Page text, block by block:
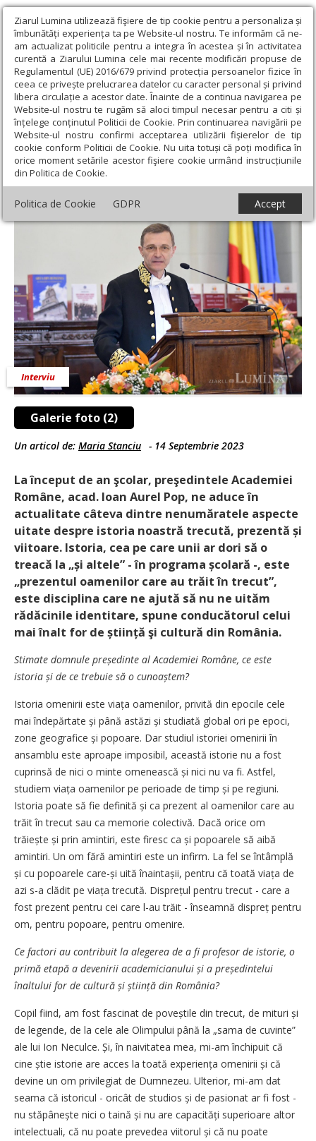
Ziarul Lumina utilizează fişiere de tip cookie pentru a personaliza și
îmbunătăți experiența ta pe Website-ul nostru. Te informăm că ne-
am actualizat politicile pentru a integra în acestea și în activitatea
curentă a Ziarului Lumina cele mai recente modificări propuse de
Regulamentul (UE) 2016/679 privind protecția persoanelor fizice în
ceea ce privește prelucrarea datelor cu caracter personal și privind
libera circulație a acestor date. Înainte de a continua navigarea pe
Website-ul nostru te rugăm să aloci timpul necesar pentru a citi și
înțelege conținutul Politicii de Cookie. Prin continuarea navigării pe
Website-ul nostru confirmi acceptarea utilizării fişierelor de tip
cookie conform Politicii de Cookie. Nu uita totuși că poți modifica în
orice moment setările acestor fişiere cookie urmând instrucțiunile
din Politica de Cookie.
Politica de Cookie GDPR Accept
Ziarul Lumina › Educaţie și Cultură › Interviu › Istoria și limba
română sunt însăși viața noastră
Istoria și limba română sunt însăși viața
noastră
Galerie foto (2)
Interviu
Un articol de: Maria Stanciu - 14 Septembrie 2023
La început de an şcolar, preşedintele Academiei
Române, acad. Ioan Aurel Pop, ne aduce în
actualitate câteva dintre nenumăratele aspecte
uitate despre istoria noastră trecută, prezentă și
viitoare. Istoria, cea pe care unii ar dori să o
treacă la „și altele” - în programa școlară -, este
„prezentul oamenilor care au trăit în trecut”,
este disciplina care ne ajută să nu ne uităm
rădăcinile identitare, spune conducătorul celui
mai înalt for de știință şi cultură din România.
Stimate domnule președinte al Academiei Române, ce este
istoria și de ce trebuie să o cu­noaș­tem?
Istoria omenirii este viața oamenilor, privită din epocile cele
mai îndepărtate și până astăzi și studiată global ori pe epoci,
zone geografice și popoare. Dar studiul istoriei omenirii în
ansamblu este aproape imposibil, această istorie nu a fost
cuprinsă de nici o minte omenească și nici nu va fi. Astfel,
studiem viața oamenilor pe perioade de timp și pe regiuni.
Istoria poate să fie definită și ca prezent al oamenilor care au
trăit în trecut sau ca memorie colectivă. Dacă orice om
trăiește și prin amintiri, este firesc ca și popoarele să aibă
amintiri. Un om fără amintiri este un infirm. La fel se întâmplă
și cu popoarele care-și uită înaintașii, pentru că toată viața de
azi s-a clădit pe viața trecută. Disprețul pentru trecut - care a
fost prezent pentru cei care l-au trăit - înseamnă dispreț pentru
om, pentru popoare, pentru omenire.
Ce factori au contribuit la alegerea de a fi profesor de istorie, o
primă etapă a devenirii aca­demicianului și a președin­telui
înaltului for de cultură și știință din România?
Copil fiind, am fost fascinat de poveștile din trecut, de mituri și
de legende, de la cele ale Olimpului până la „sama de cuvinte”
ale lui Ion Neculce. Și, în naivitatea mea, mi-am închipuit că
cine știe istorie are acces la toată experiența omenirii și că
devine un om privilegiat de Dumnezeu. Ulterior, mi-am dat
seama că istoricul - oricât de studios și de pasionat ar fi fost -
nu stăpâ­nește nici o taină și nu are capacități superioare altor
intelectuali, că nu poate prevedea viitorul și că nu poate